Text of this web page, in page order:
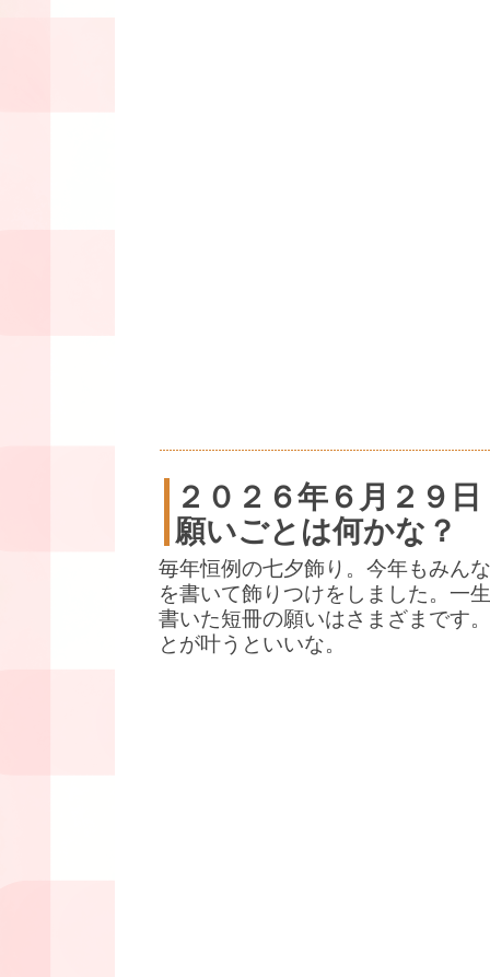
２０２６年６月２９日
願いごとは何かな？
毎年恒例の七夕飾り。今年もみん
を書いて飾りつけをしました。一
書いた短冊の願いはさまざまです
とが叶うといいな。